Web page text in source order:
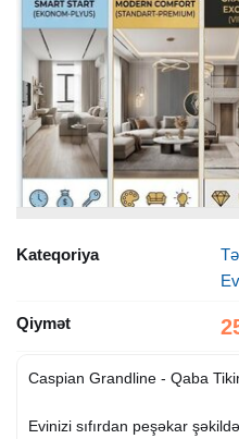
Kateqoriya
Qiymət
Caspian Grandline - Qaba
Evinizi sıfırdan peşəkar